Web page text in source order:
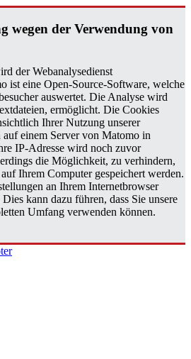
wegen der Ver­wen­dung von
der Webanalysedienst
ist eine Open-Source-Software, welche
auswertet. Die Analyse wird
ermöglicht. Die Cookies
Ihrer Nutzung unserer
auf einem Server von Matomo in
IP-Adresse wird noch zuvor
die Möglichkeit, zu verhindern,
Ihrem Computer gespeichert werden.
an Ihrem Internetbrowser
kann dazu führen, dass Sie unsere
Umfang verwenden können.